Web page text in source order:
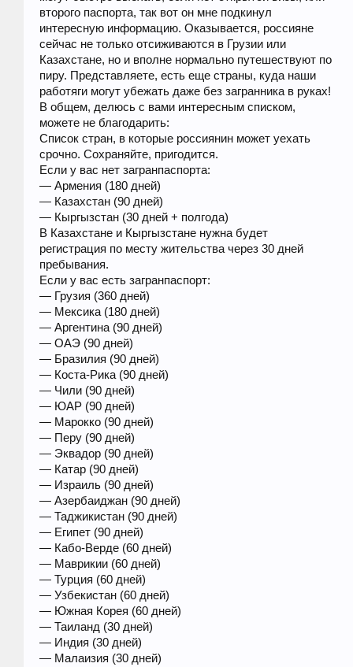
второго паспорта, так вот он мне подкинул
интересную информацию. Оказывается, россияне
сейчас не только отсиживаются в Грузии или
Казахстане, но и вполне нормально путешествуют по
пиру. Представляете, есть еще страны, куда наши
работяги могут убежать даже без загранника в руках!
В общем, делюсь с вами интересным списком,
можете не благодарить:
Список стран, в которые россиянин может уехать
срочно. Сохраняйте, пригодится.
Если у вас нет загранпаспорта:
— Армения (180 дней)
— Казахстан (90 дней)
— Кыргызстан (30 дней + полгода)
В Казахстане и Кыргызстане нужна будет
регистрация по месту жительства через 30 дней
пребывания.
Если у вас есть загранпаспорт:
— Грузия (360 дней)
— Мексика (180 дней)
— Аргентина (90 дней)
— ОАЭ (90 дней)
— Бразилия (90 дней)
— Коста-Рика (90 дней)
— Чили (90 дней)
— ЮАР (90 дней)
— Марокко (90 дней)
— Перу (90 дней)
— Эквадор (90 дней)
— Катар (90 дней)
— Израиль (90 дней)
— Азербаи‌джан (90 дней)
— Таджикистан (90 дней)
— Египет (90 дней)
— Кабо-Верде (60 дней)
— Маврикии (60 дней)
— Турция (60 дней)
— Узбекистан (60 дней)
— Южная Корея (60 дней)
— Таиланд (30 дней)
— Индия (30 дней)
— Малаи‌зия (30 дней)